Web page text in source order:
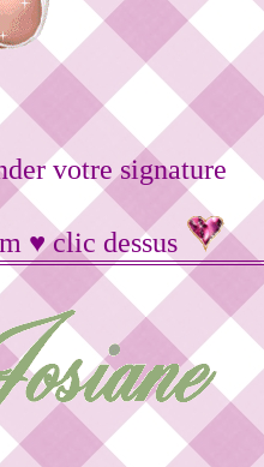
votre signature
♥ clic dessus